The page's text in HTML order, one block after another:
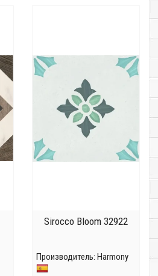
Sirocco Bloom 32922
Производитель: Harmony